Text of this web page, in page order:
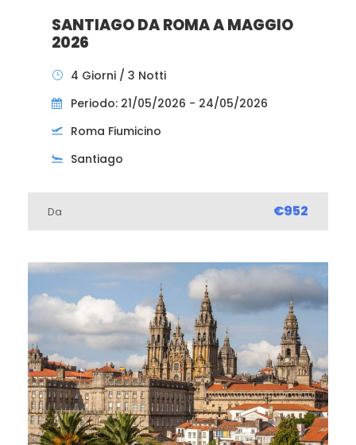
SANTIAGO DA ROMA A MAGGIO
2026
4 Giorni / 3 Notti
Periodo: 21/05/2026 - 24/05/2026
Roma Fiumicino
Santiago
Da €952